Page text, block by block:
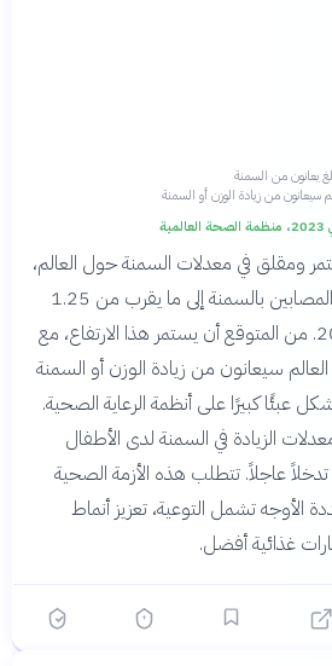
ومقلق في معدلات السمنة حول العالم،
حيث وصل عدد البالغين المصابين بالسمنة إلى ما يقرب من 1.25
مليار شخص في عام 2023. من المتوقع أن يستمر هذا الارتفاع، مع
سيعانون من زيادة الوزن أو السمنة
2035، مما يشكل عبئًا كبيرًا على أنظمة الرعاية الصحية.
الزيادة في السمنة لدى الأطفال
عاجلاً. تتطلب هذه الأزمة الصحية
الأوجه تشمل التوعية، تعزيز أنماط
غذائية أفضل.